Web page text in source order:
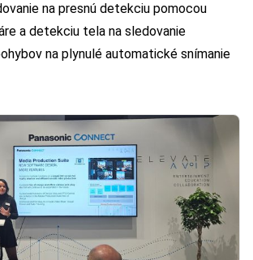
na presnú detekciu pomocou
a detekciu tela na sledovanie
na plynulé automatické snímanie